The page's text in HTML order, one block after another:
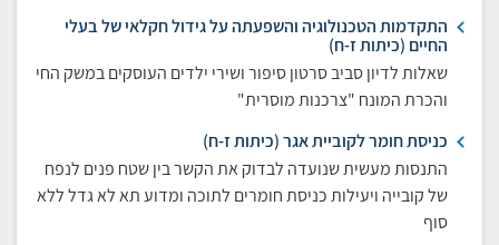
התקדמות הטכנולוגיה והשפעתה על גידול חקלאי של בעלי
החיים (כיתות ז-ח)
שאלות לדיון סביב סרטון סיפור ושירי ילדים העוסקים במשק החי
והכרת המונח "צרכנות מוסרית"
כניסת חומר לקוביית אגר (כיתות ז-ח)
התנסות מעשית שנועדה לבדוק את הקשר בין שטח פנים לנפח
של קובייה ויעילות כניסת חומרים לתוכה ומדוע תא לא גדל ללא
סוף